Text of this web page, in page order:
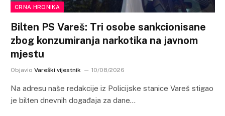
CRNA HRONIKA
Bilten PS Vareš: Tri osobe sankcionisane
zbog konzumiranja narkotika na javnom
mjestu
Objavio Vareški vijestnik 10/08/2026
Na adresu naše redakcije iz Policijske stanice Vareš stigao
je bilten dnevnih događaja za dane…